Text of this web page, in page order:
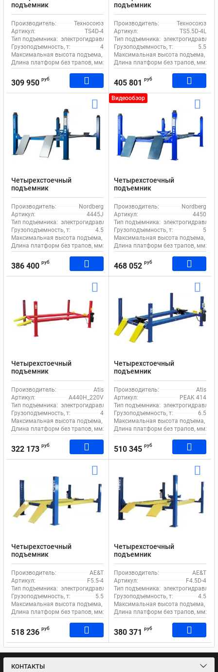
подъемник
электрогидравлический 4т
380В EQFS TS4D-4 с
траверсой
Производитель:
Техносоюз
Артикул:
TS4D-4
Тип подъемника: электрогидравлический
Грузоподъемность, т:
4
Максимальная высота подъема, мм:
1800
Длина платформ без трапов, мм:
4250
309 950 руб
подъемник
электрогидравлический
5.5т 380В для сход-развала
EQFS TS5.5D4-L
Производитель:
Техносоюз
Артикул:
TS5.5D-4L
Тип подъемника:
Грузоподъемность, т:
5.5
Максимальная высота подъема, мм:
Длина платформ без трапов, мм:
405 801 руб
Четырехстоечный
подъемник
электрогидравлический
4.5т 380В Nordberg 4445J с
траверсой
Производитель:
Nordberg
Артикул:
4445J
Тип подъемника: электрогидравлический
Грузоподъемность, т:
4.5
Максимальная высота подъема, мм:
1700
Длина платформ без трапов, мм:
4650
386 400 руб
Видеообзор
Четырехстоечный
подъемник
электрогидравлический 5т
380В для сход-развала
Nordberg 4450 с траверсой
Производитель:
Nordberg
Артикул:
4450
Тип подъемника:
Грузоподъемность, т:
5
Максимальная высота подъема, мм:
Длина платформ без трапов, мм:
468 052 руб
Четырехстоечный
подъемник
электрогидравлический 4т
220В Atis А440H_220V
Производитель:
Atis
Артикул:
А440H_220V
Тип подъемника: электрогидравлический
Грузоподъемность, т:
4
Максимальная высота подъема, мм:
1872
Длина платформ без трапов, мм:
4600
322 173 руб
Четырехстоечный
подъемник
электрогидравлический
6.5т 380В Atis PEAK 414
Производитель:
Atis
Артикул:
PEAK 414
Тип подъемника:
Грузоподъемность, т:
6.5
Максимальная высота подъема, мм:
Длина платформ без трапов, мм:
510 345 руб
Четырехстоечный
подъемник
электрогидравлический
5.5т 380В для сход-развала
AE&T F5.5-4 с траверсой
Производитель:
AE&T
Артикул:
F5.5-4
Тип подъемника: электрогидравлический
Грузоподъемность, т:
5.5
Максимальная высота подъема, мм:
1850
Длина платформ без трапов, мм:
5160
518 236 руб
Четырехстоечный
подъемник
электрогидравлический
4.5т 380В для сход-развала
AE&T F4.5D-4 с траверсой
Производитель:
AE&T
Артикул:
F4.5D-4
Тип подъемника:
Грузоподъемность, т:
4.5
Максимальная высота подъема, мм:
Длина платформ без трапов, мм:
380 371 руб
КОНТАКТЫ